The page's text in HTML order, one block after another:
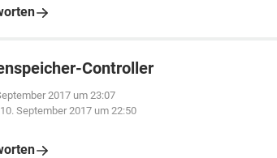
Controller
2017 um 23:07
10. September 2017 um 22:50